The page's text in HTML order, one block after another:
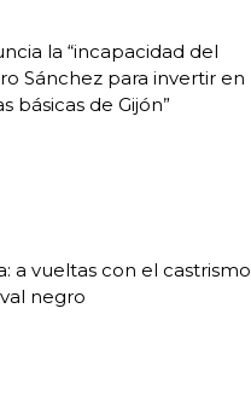
la “incapacidad del
Sánchez para invertir en
básicas de Gijón”
a vueltas con el castrismo
negro